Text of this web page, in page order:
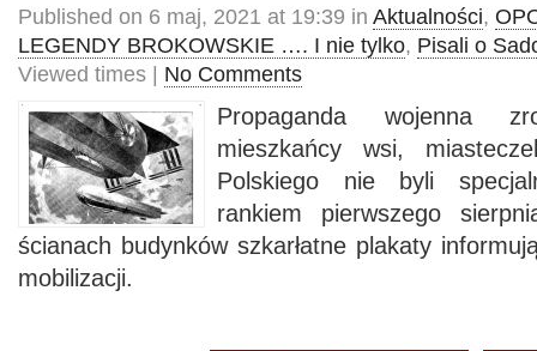
Published on 6 maj, 2021 at 19:39 in Aktualności,
LEGENDY BROKOWSKIE …. I nie tylko, Pisali o
Viewed times | No Comments
Propaganda wojenna
mieszkańcy wsi,
Polskiego nie byli
rankiem pierwszego
ścianach budynków szkarłatne plakaty
mobilizacji.